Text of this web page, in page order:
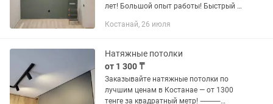
лет! Большой опыт работы! Быстрый и
специалистами! Установка и замена
Костанай, 26 июля
Натяжные потолки
от 1 300 ₸
Заказывайте натяжные потолки по
лучшим ценам в Костанае — от 1300
тенге за квадратный метр! ⸻